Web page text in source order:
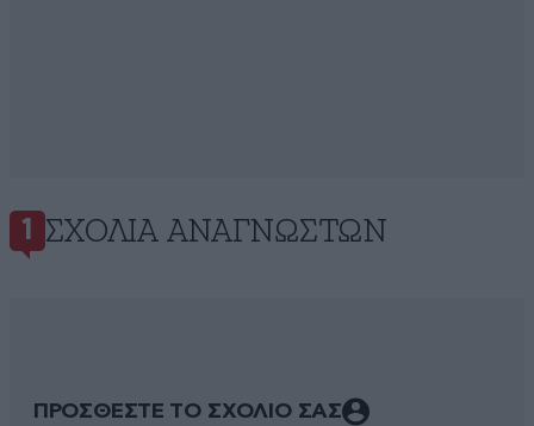
1 ΣΧΌΛΙΑ ΑΝΑΓΝΩΣΤΏΝ
ΠΡΟΣΘΕΣΤΕ ΤΟ ΣΧΟΛΙΟ ΣΑΣ